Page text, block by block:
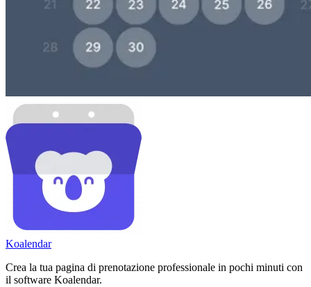
Koalendar
Crea la tua pagina di prenotazione professionale in pochi minuti con
il software Koalendar.